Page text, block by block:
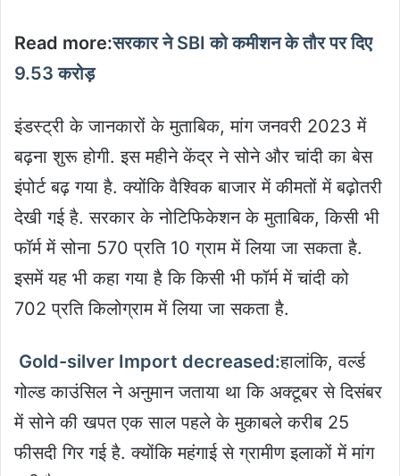
Read more:सरकार ने SBI को कमीशन के तौर पर दिए
9.53 करोड़
इंडस्ट्री के जानकारों के मुताबिक, मांग जनवरी 2023 में
बढ़ना शुरू होगी. इस महीने केंद्र ने सोने और चांदी का बेस
इंपोर्ट बढ़ गया है. क्योंकि वैश्विक बाजार में कीमतों में बढ़ोतरी
देखी गई है. सरकार के नोटिफिकेशन के मुताबिक, किसी भी
फॉर्म में सोना 570 प्रति 10 ग्राम में लिया जा सकता है.
इसमें यह भी कहा गया है कि किसी भी फॉर्म में चांदी को
702 प्रति किलोग्राम में लिया जा सकता है.
Gold-silver Import decreased:हालांकि, वर्ल्ड
गोल्ड काउंसिल ने अनुमान जताया था कि अक्टूबर से दिसंबर
में सोने की खपत एक साल पहले के मुकाबले करीब 25
फीसदी गिर गई है. क्योंकि महंगाई से ग्रामीण इलाकों में मांग